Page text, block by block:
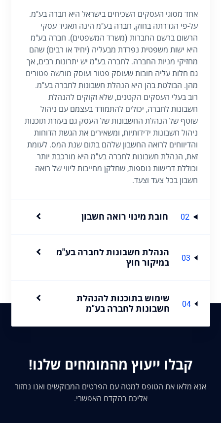
אחד מסוגי העסקים השכיחים בישראל היא חברה בע"מ.
על-פי הגדרתה בחוק, חברה בע"מ הינה תאגיד עסקי
הרשום ברשם החברות (משרד המשפטים). חברה בע"מ
היא ישות משפטית נפרדת מבעליה (יחיד או רבים) שהם
מחזיקי מניות החברה. לחברה בע"מ יש יתרונות רבים, אך
גם חלות עליה חובות שעוסק פטור ועוסק מורשה פטורים
מהן. הבולטת בהן היא הנהלת חשבונות לחברה בע"מ.
רוב בעלי העסקים הקטנים, שלא זקוקים להנהלת
חשבונות לחברה, יכולים להתמודד בעצמם עם ניהול
שוטף של הנהלת החשבונות של העסק גם בעזרת תוכנות
ניהול חשבונות ידידותיות, ומשאירים את הגשת הדוחות
והדיווחים לרואה החשבון שלהם בתום שנת המס. לעומת
זאת, הנהלת חשבונות לחברה בע"מ היא מורכבת יותר
וכוללת דרישות נוספות, שחלקן מחייבות ליווי של רואה
חשבון בכל צעד וצעד.
02 חובת מינוי רואה חשבון
03
הנהלת חשבונות לחברה בע"מ
במיקור חוץ
04
שימוש בתוכנות להנהלת
חשבונות לחברה בע"מ
קבלו ייעוץ מהמומחים שלנו!
אנא מלאו את הטופס למטה עם הפרטים המבוקשים ואנו נחזור
אליכם בהקדם האפשרי.